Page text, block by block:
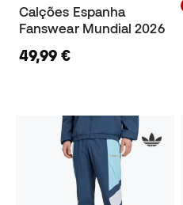
Calções Espanha
Fanswear Mundial 2026
49,99 €